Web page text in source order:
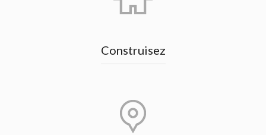
Construisez